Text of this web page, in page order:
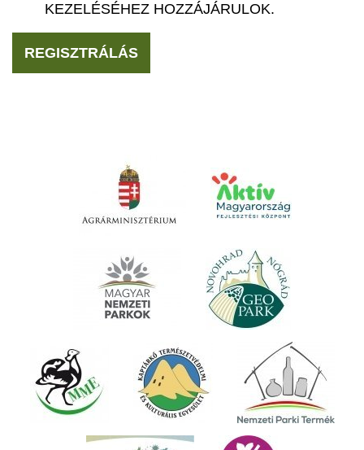
KEZELÉSÉHEZ HOZZÁJÁRULOK.
REGISZTRÁLÁS